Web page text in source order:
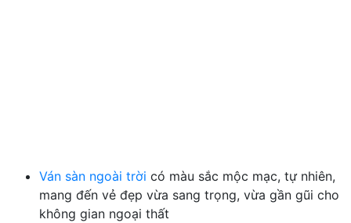
Ván sàn ngoài trời có màu sắc mộc mạc, tự nhiên,
mang đến vẻ đẹp vừa sang trọng, vừa gần gũi cho
không gian ngoại thất